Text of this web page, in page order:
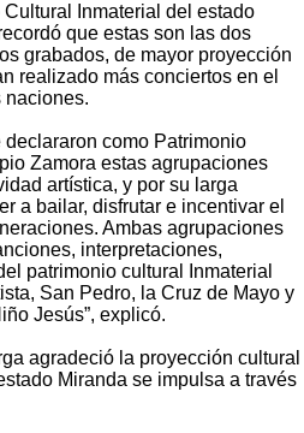
Inmaterial del estado
que estas son las dos
grabados, de mayor proyección
realizado más conciertos en el
naciones.
declararon como Patrimonio
Zamora estas agrupaciones
artística, y por su larga
a bailar, disfrutar e incentivar el
Ambas agrupaciones
interpretaciones,
patrimonio cultural Inmaterial
San Pedro, la Cruz de Mayo y
Jesús”, explicó.
agradeció la proyección cultural
Miranda se impulsa a través